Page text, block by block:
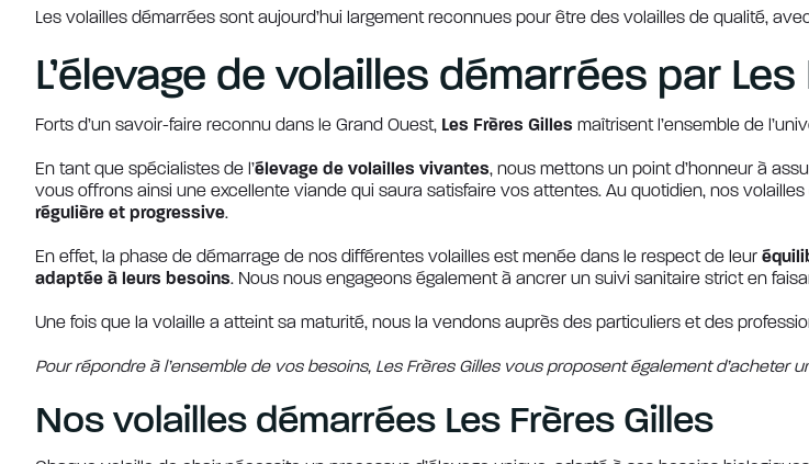
Les volailles démarrées sont aujourd’hui largement reconnues pour être des volailles de qualité,
L’élevage de volailles démarrées par
Forts d’un savoir-faire reconnu dans le Grand Ouest, Les Frères Gilles maîtrisent l’ensemble de
En tant que spécialistes de l’élevage de volailles vivantes, nous mettons un point d’honneur à
vous offrons ainsi une excellente viande qui saura satisfaire vos attentes. Au quotidien, nos
régulière et progressive.
En effet, la phase de démarrage de nos différentes volailles est menée dans le respect de leur
adaptée à leurs besoins. Nous nous engageons également à ancrer un suivi sanitaire strict en
Une fois que la volaille a atteint sa maturité, nous la vendons auprès des particuliers et des
Pour répondre à l’ensemble de vos besoins, Les Frères Gilles vous proposent également d’acheter
Nos volailles démarrées Les Frères Gilles